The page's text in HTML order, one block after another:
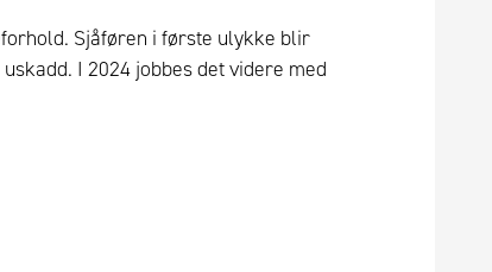
Sjåføren i første ulykke blir
I 2024 jobbes det videre med